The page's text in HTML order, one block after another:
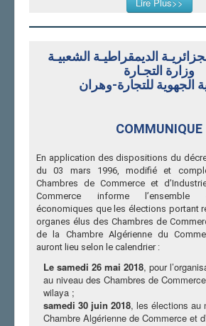
Le registre du commerce
informations cryptées se rapportant
lecture du code électronique « RCE »,
périphérique doté d''un dispositif de
moyen d''une application téléchargeable
En ce qui concerne la mise à jour
» est régulièrement effectuée par les
national du registre du commerce.
A cet effet, le Centre National du
invite l’ensemble des commerçants ne
du registre du commerce, doté du code
», de se rapprocher auprès des services
du Registre du Commerce situés au
registre du commerce, pour
électronique « RCE ».
Aussi, le Centre National du Registre du
l’ensemble des commerçant que
الديمقراطيـة الشعبيـة
وزارة التجـارة
الجهوية للتجارة-وهران
COMMUNIQUE
En application des dispositions du
du 03 mars 1996, modifié et
Chambres de Commerce et
Commerce informe l’ensemble
économiques que les élections portant
organes élus des Chambres de
de la Chambre Algérienne du
auront lieu selon le calendrier :
Le samedi 26 mai 2018, pour
au niveau des Chambres de
wilaya ;
samedi 30 juin 2018, les élections au
Chambre Algérienne de Commerce et